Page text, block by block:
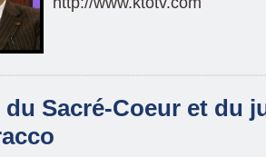
Sacré-Coeur et du